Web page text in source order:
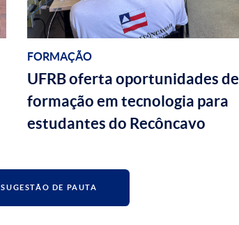
FORMAÇÃO
UFRB oferta oportunidades de
formação em tecnologia para
estudantes do Recôncavo
SUGESTÃO DE PAUTA